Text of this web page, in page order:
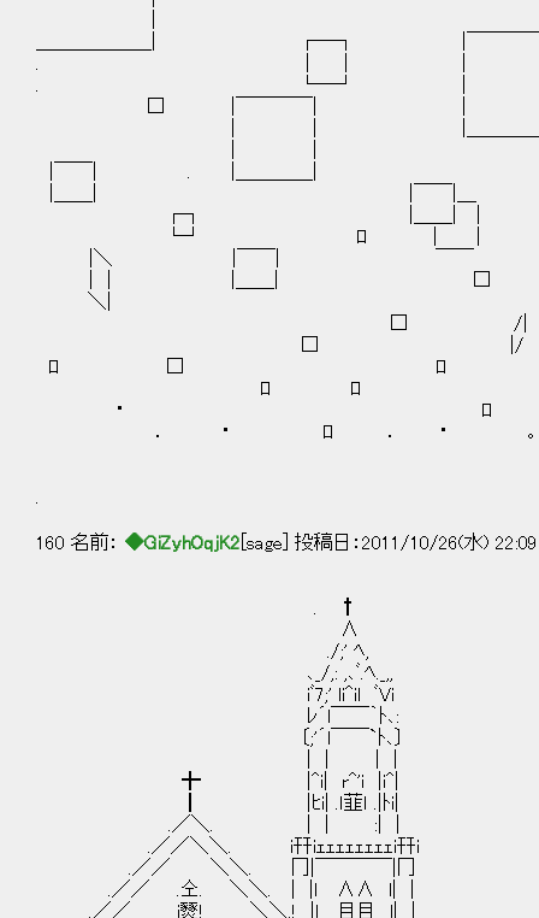
＿＿＿＿＿＿| ┌─┐ |￣￣￣￣
. └─┘ |
┌┐ |＿＿| |
└┘ ﾛ | |
|＼ |￣￣| ￣
＼| .
□ /|
□ |/ □
ﾛ □ ﾛ ロ
ﾛ ﾛ
・ ﾛ
． ・ ﾛ ． ･ ｡
160 名前： ◆GiZyhOqjK2 [sage] 投稿日：2011/10/26(水)
. †
∧
./;' ﾍ,
､_/,: ,､ﾞ.ﾍ._,,
iﾞ7;' li^il ﾞVi
ﾚ´l￣￣｀ﾄ､:
〔;'´l￣￣`ﾄ､〕
╋ |^i| r^'i |i^|
┃ |ﾋi| .ｌ韮ｌ .|ﾄi|
.／＼. | | :| |
.／／＼＼. i幵iｪｪｪｪｪｪｪｪi幵i
.／／ ＼＼. 冂|￣￣￣￣|冂
.／／ .仝. ＼＼. | |l ∧∧ l| |
.／／ i燹! ＼＼.! |l 目目 l| |